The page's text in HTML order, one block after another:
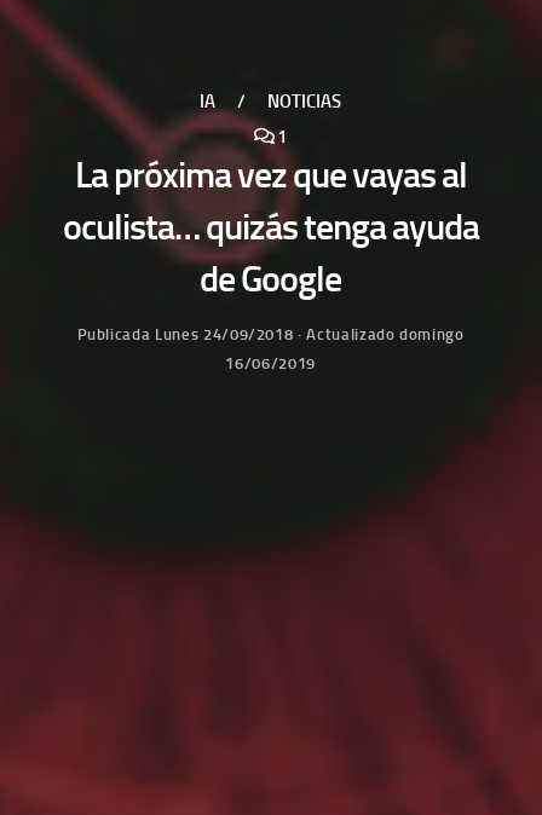
IA /
NOTICIAS
1
La próxima vez que vayas al
oculista… quizás tenga ayuda
de Google
Publicada Lunes 24/09/2018 · Actualizadodomingo
16/06/2019